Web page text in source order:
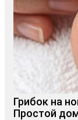
Грибок на
Простой